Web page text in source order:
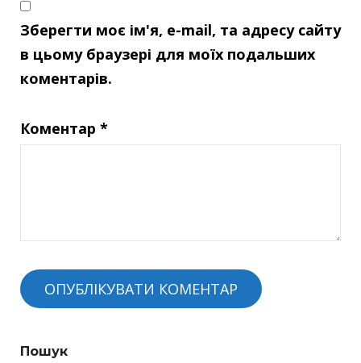
Зберегти моє ім'я, e-mail, та адресу сайту
в цьому браузері для моїх подальших
коментарів.
Коментар *
Пошук